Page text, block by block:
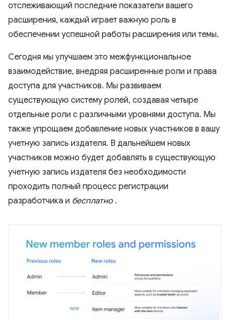
отслеживающий последние показатели вашего
расширения, каждый играет важную роль в
обеспечении успешной работы расширения или темы.
Сегодня мы улучшаем это межфункциональное
взаимодействие, внедряя расширенные роли и права
доступа для участников. Мы развиваем
существующую систему ролей, создавая четыре
отдельные роли с различными уровнями доступа. Мы
также упрощаем добавление новых участников в вашу
учетную запись издателя. В дальнейшем новых
участников можно будет добавлять в существующую
учетную запись издателя без необходимости
проходить полный процесс регистрации
разработчика и бесплатно .